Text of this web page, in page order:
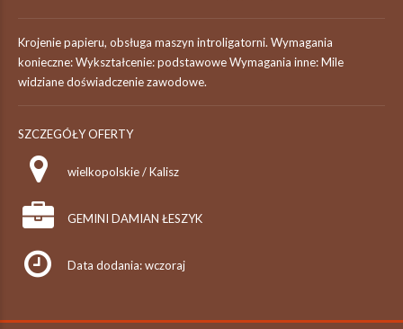
Krojenie papieru, obsługa maszyn introligatorni. Wymagania
konieczne: Wykształcenie: podstawowe Wymagania inne: Mile
widziane doświadczenie zawodowe.
SZCZEGÓŁY OFERTY
wielkopolskie / Kalisz
GEMINI DAMIAN ŁESZYK
Data dodania: wczoraj